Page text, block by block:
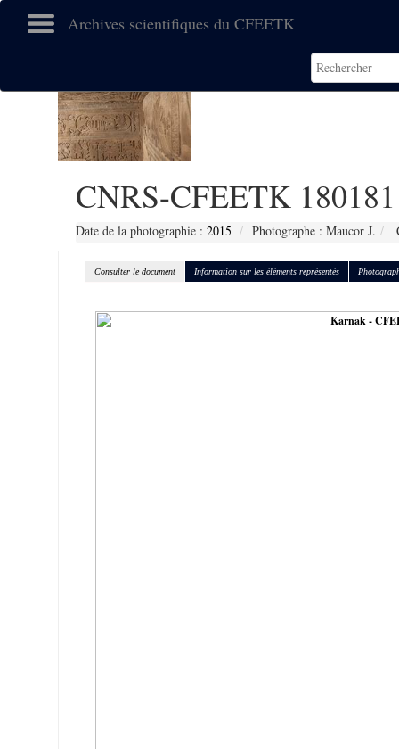
Archives scientifiques du CFEETK
CNRS-CFEETK 180181
Date de la photographie : 2015 Photographe : Maucor J.
Consulter le document Information sur les éléments représentés